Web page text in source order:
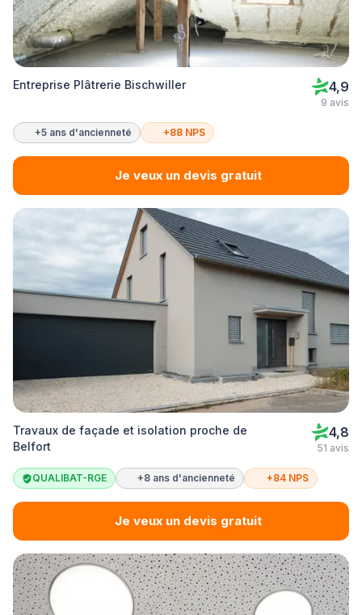
Entreprise Plâtrerie Bischwiller 4,9
9 avis
+5 ans d'ancienneté +88 NPS
Je veux un devis gratuit
Travaux de façade et isolation proche de
Belfort
4,8
51 avis
QUALIBAT-RGE +8 ans d'ancienneté +84 NPS
Je veux un devis gratuit